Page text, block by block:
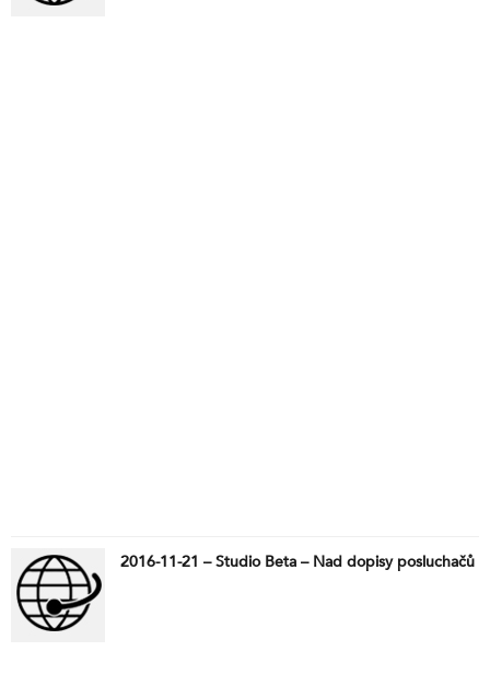
2016-11-21 – Studio Beta – Nad dopisy posluchačů